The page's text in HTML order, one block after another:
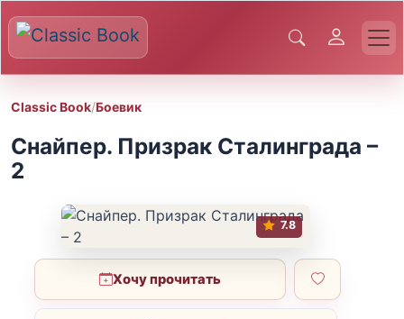
Classic Book/Боевик
Снайпер. Призрак Сталинграда –
2
7.8
Хочу прочитать